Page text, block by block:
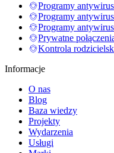
Programy
Programy
Programy
Prywatne
Kontrola
Informacje
O nas
Blog
Baza wiedzy
Projekty
Wydarzenia
Usługi